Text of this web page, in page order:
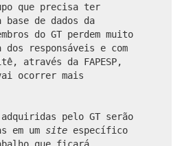
que precisa ter
base de dados da
do GT perdem muito
dos responsáveis e com
através da FAPESP,
ocorrer mais
pelo GT serão
em um site específico
que ficará